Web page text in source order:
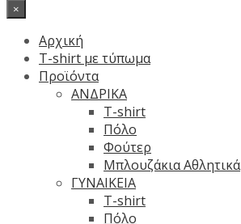
×
Αρχική
T-shirt με τύπωμα
Προϊόντα
ΑΝΔΡΙΚΑ
T-shirt
Πόλο
Φούτερ
Μπλουζάκια Αθλητικά
ΓΥΝΑΙΚΕΙΑ
T-shirt
Πόλο